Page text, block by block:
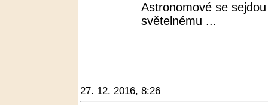
Astronomové se
světelnému ...
27. 12. 2016, 8:26